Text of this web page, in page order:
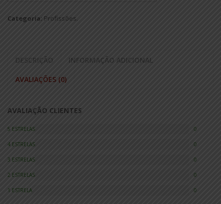
Categoria: Profissões.
DESCRIÇÃO INFORMAÇÃO ADICIONAL
AVALIAÇÕES (0)
AVALIAÇÃO CLIENTES
5 ESTRELAS 0
4 ESTRELAS 0
3 ESTRELAS 0
2 ESTRELAS 0
1 ESTRELA 0